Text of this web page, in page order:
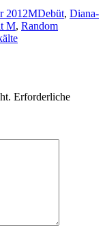
2012MDebüt, Diana-
M, Random
Erforderliche